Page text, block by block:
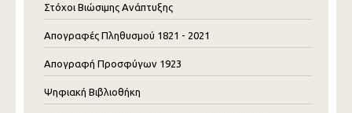
Στόχοι Βιώσιμης Ανάπτυξης
Απογραφές Πληθυσμού 1821 - 2021
Απογραφή Προσφύγων 1923
Ψηφιακή Βιβλιοθήκη